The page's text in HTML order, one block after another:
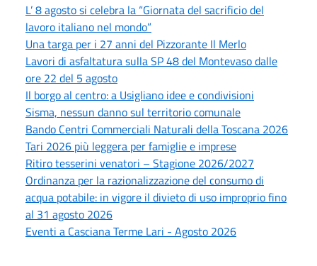
L’ 8 agosto si celebra la “Giornata del sacrificio del
lavoro italiano nel mondo”
Una targa per i 27 anni del Pizzorante Il Merlo
Lavori di asfaltatura sulla SP 48 del Montevaso dalle
ore 22 del 5 agosto
Il borgo al centro: a Usigliano idee e condivisioni
Sisma, nessun danno sul territorio comunale
Bando Centri Commerciali Naturali della Toscana 2026
Tari 2026 più leggera per famiglie e imprese
Ritiro tesserini venatori – Stagione 2026/2027
Ordinanza per la razionalizzazione del consumo di
acqua potabile: in vigore il divieto di uso improprio fino
al 31 agosto 2026
Eventi a Casciana Terme Lari - Agosto 2026